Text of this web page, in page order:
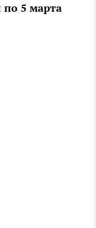
по 5 марта